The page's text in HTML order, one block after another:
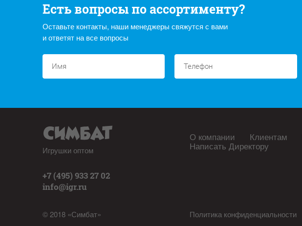
Есть вопросы по ассортименту?
Оставьте контакты, наши менеджеры свяжутся с вами
и ответят на все вопросы
Игрушки оптом
+7 (495) 933 27 02
info@igr.ru
© 2018 «Симбат»
О компании Клиентам
Написать Директору
Политика конфиденциальности